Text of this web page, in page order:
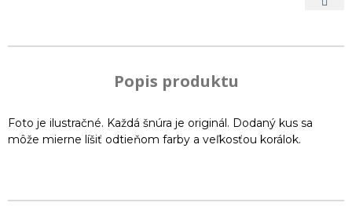
Popis produktu
Foto je ilustračné. Každá šnúra je originál. Dodaný kus sa
môže mierne líšiť odtieňom farby a veľkosťou korálok.